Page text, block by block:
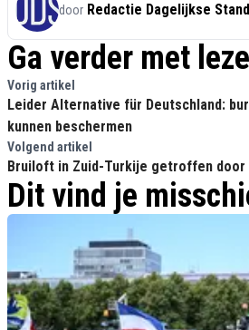
door Redactie Dagelijkse
Ga verder met
Vorig artikel
Leider Alternative für Deutschland:
kunnen beschermen
Volgend artikel
Bruiloft in Zuid-Turkije getroffen door
Dit vind je